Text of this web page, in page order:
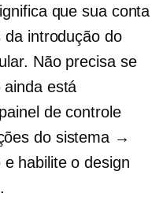
que sua conta
da introdução do
Não precisa se
ainda está
de controle
do sistema →
habilite o design